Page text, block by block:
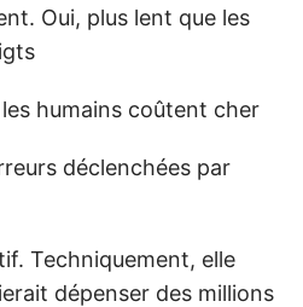
Oui, plus lent que les
les humains coûtent cher
déclenchées par
Techniquement, elle
dépenser des millions